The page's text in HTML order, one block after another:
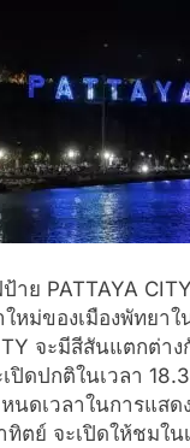
าย PATTAYA
หม่ของเมืองพัทยาใ
จะมีสีสันแตกต่า
เปิดปกติในเวลา
ดเวลาในการแส
ตย์ จะเปิดให้ชมใน